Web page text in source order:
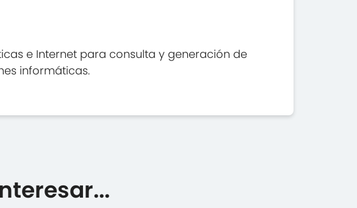
e Internet para consulta y generación de
informáticas.